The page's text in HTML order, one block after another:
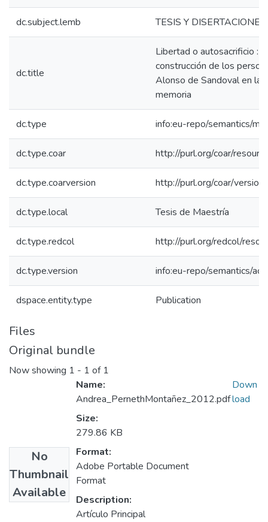
dc.subject.lemb TESIS Y
dc.title
Libertad o autosacrificio :
construcción de los
Alonso de Sandoval en la
memoria
dc.type info:eu-repo/semantics/
dc.type.coar http://purl.org/coar/
dc.type.coarversion http://purl.org/coar/
dc.type.local Tesis de Maestría
dc.type.redcol http://purl.org/redcol/
dc.type.version info:eu-repo/semantics/
dspace.entity.type Publication
Files
Original bundle
Now showing 1 - 1 of 1
No
Thumbnail
Available
Name:
Andrea_PernethMontañez_2012.pdf
Size:
279.86 KB
Format:
Adobe Portable Document
Format
Description:
Artículo Principal
Down
load